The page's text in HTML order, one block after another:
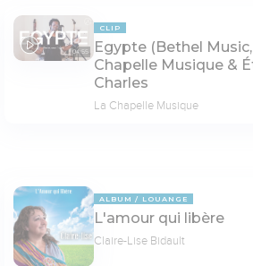
04:55
CLIP
Egypte (Bethel
Chapelle Musique &
Charles
La Chapelle Musique
ALBUM LOUANGE
L'amour qui libère
Claire-Lise Bidault